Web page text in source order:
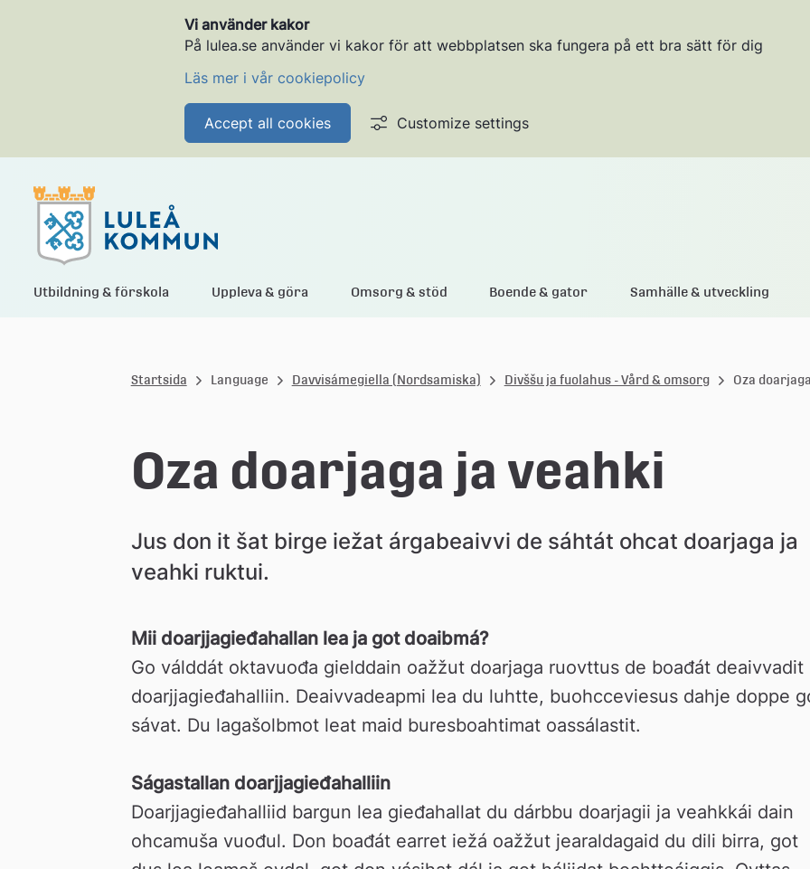
Vi använder kakor
På lulea.se använder vi kakor för att webbplatsen ska fungera på ett bra sätt för dig
Läs mer i vår cookiepolicy
Accept all cookies Customize settings
L
Utbildning & förskola Uppleva & göra Omsorg & stöd Boende & gator Samhälle & utveckling
Startsida Language Davvisámegiella (Nordsamiska) Divššu ja fuolahus - Vård & omsorg Oza
Oza doarjaga ja veahki
Jus don it šat birge iežat árgabeaivvi de sáhtát ohcat doarjaga ja
veahki ruktui.
Mii doarjjagieđahallan lea ja got doaibmá?
Go válddát oktavuođa gielddain oažžut doarjaga ruovttus de boađát deaivvadit
doarjjagieđahalliin. Deaivvadeapmi lea du luhtte, buohcceviesus dahje doppe
sávat. Du lagašolbmot leat maid buresboahtimat oassálastit.
Ságastallan doarjjagieđahalliin
Doarjjagieđahalliid bargun lea gieđahallat du dárbbu doarjagii ja veahkkái dain
ohcamuša vuođul. Don boađát earret iežá oažžut jearaldagaid du dili birra, got